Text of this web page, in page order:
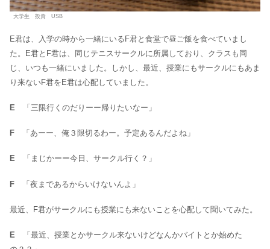
大学生 投資 USB
E君は、入学の時から一緒にいるF君と食堂で昼ご飯を食べていまし
た。E君とF君は、同じテニスサークルに所属しており、クラスも同
じ、いつも一緒にいました。しかし、最近、授業にもサークルにもあま
り来ないF君をE君は心配していました。
E 「三限行くのだりーー帰りたいなー」
F 「あーー、俺３限切るわー。予定あるんだよね」
E 「まじかーー今日、サークル行く？」
F 「夜まであるからいけないんよ」
最近、F君がサークルにも授業にも来ないことを心配して聞いてみた。
E 「最近、授業とかサークル来ないけどなんかバイトとか始めた